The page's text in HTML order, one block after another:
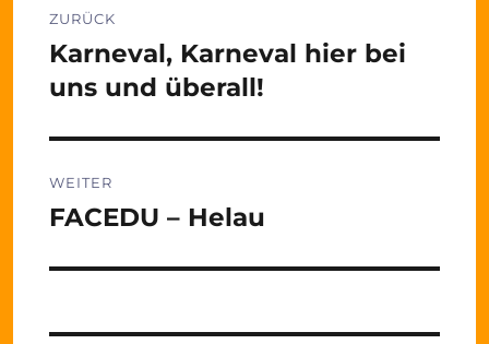
ZURÜCK
Vorheriger
Beitrag:
Karneval, Karneval hier bei
uns und überall!
WEITER
Nächster
FACEDU – Helau